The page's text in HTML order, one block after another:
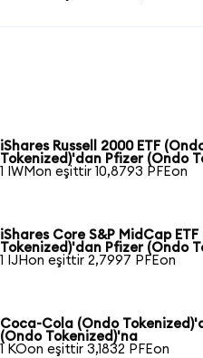
iShares Russell 2000 ETF
Tokenized)'dan Pfizer (Ondo
1 IWMon eşittir 10,8793 PFEon
iShares Core S&P MidCap
Tokenized)'dan Pfizer (Ondo
1 IJHon eşittir 2,7997 PFEon
Coca-Cola (Ondo
(Ondo Tokenized)'na
1 KOon eşittir 3,1832 PFEon